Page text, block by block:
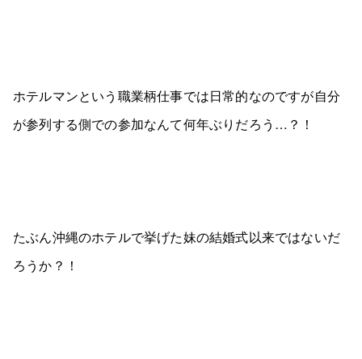
ホテルマンという職業柄仕事では日常的なのですが自分
が参列する側での参加なんて何年ぶりだろう…？！
たぶん沖縄のホテルで挙げた妹の結婚式以来ではないだ
ろうか？！